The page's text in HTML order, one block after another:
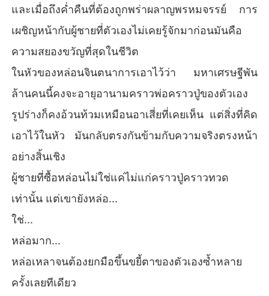
และเมื่อถึงค่ำคืนที่ต้องถูกพร่าผลาญพรหมจรรย์ การ
เผชิญหน้ากับผู้ชายที่ตัวเองไม่เคยรู้จักมาก่อนมันคือ
ความสยองขวัญที่สุดในชีวิต
ในหัวของหล่อนจินตนาการเอาไว้ว่า มหาเศรษฐีพัน
ล้านคนนี้คงจะอายุอานามคราวพ่อคราวปู่ของตัวเอง
รูปร่างก็คงอ้วนท้วมเหมือนอาเสี่ยที่เคยเห็น แต่สิ่งที่คิด
เอาไว้ในหัว มันกลับตรงกันข้ามกับความจริงตรงหน้า
อย่างสิ้นเชิง
ผู้ชายที่ซื้อหล่อนไม่ใช่แค่ไม่แก่คราวปู่คราวทวด
เท่านั้น แต่เขายังหล่อ...
ใช่...
หล่อมาก...
หล่อเหลาจนต้องยกมือขึ้นขยี้ตาของตัวเองซ้ำหลาย
ครั้งเลยทีเดียว